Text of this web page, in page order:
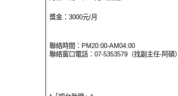
獎金：3000元/月
聯絡時間：PM20:00-AM04:00
聯絡窗口電話：07-5353579（找副主任-阿碩）